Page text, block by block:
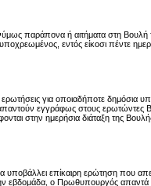
παράπονα ή αιτήματα στη
εντός είκοσι πέντε
για οποιαδήποτε δημόσια
εγγράφως στους ερωτώντες
στην ημερήσια διάταξη της
υποβάλλει επίκαιρη ερώτηση που
εβδομάδα, ο Πρωθυπουργός απαντά ο